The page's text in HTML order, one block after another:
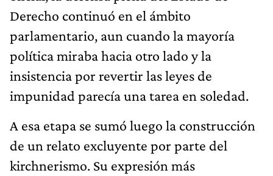
Derecho continuó en el ámbito
parlamentario, aun cuando la mayoría
política miraba hacia otro lado y la
insistencia por revertir las leyes de
impunidad parecía una tarea en soledad.
A esa etapa se sumó luego la construcción
de un relato excluyente por parte del
kirchnerismo. Su expresión más